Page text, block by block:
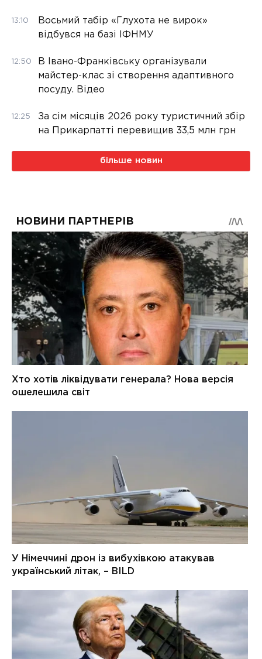
13:10
Восьмий табір «Глухота не вирок»
відбувся на базі ІФНМУ
12:50
В Івано-Франківську організували
майстер-клас зі створення адаптивного
посуду. Відео
12:25
За сім місяців 2026 року туристичний збір
на Прикарпатті перевищив 33,5 млн грн
більше новин